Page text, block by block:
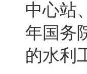
中心站
年国务
的水利